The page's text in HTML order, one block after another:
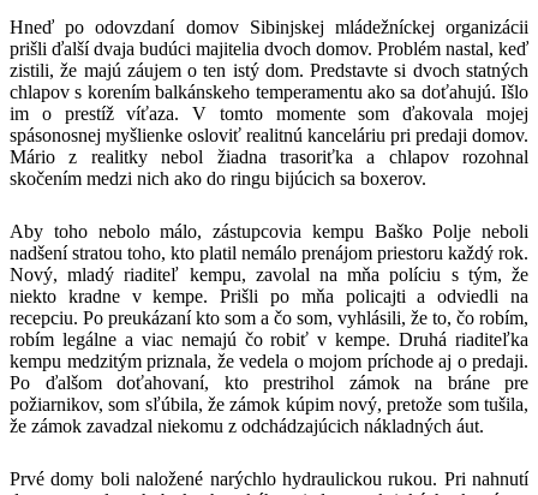
Hneď po odovzdaní domov Sibinjskej mládežníckej organizácii
prišli ďalší dvaja budúci majitelia dvoch domov. Problém nastal, keď
zistili, že majú záujem o ten istý dom. Predstavte si dvoch statných
chlapov s korením balkánskeho temperamentu ako sa doťahujú. Išlo
im o prestíž víťaza. V tomto momente som ďakovala mojej
spásonosnej myšlienke osloviť realitnú kanceláriu pri predaji domov.
Mário z realitky nebol žiadna trasoriťka a chlapov rozohnal
skočením medzi nich ako do ringu bijúcich sa boxerov.
Aby toho nebolo málo, zástupcovia kempu Baško Polje neboli
nadšení stratou toho, kto platil nemálo prenájom priestoru každý rok.
Nový, mladý riaditeľ kempu, zavolal na mňa políciu s tým, že
niekto kradne v kempe. Prišli po mňa policajti a odviedli na
recepciu. Po preukázaní kto som a čo som, vyhlásili, že to, čo robím,
robím legálne a viac nemajú čo robiť v kempe. Druhá riaditeľka
kempu medzitým priznala, že vedela o mojom príchode aj o predaji.
Po ďalšom doťahovaní, kto prestrihol zámok na bráne pre
požiarnikov, som sľúbila, že zámok kúpim nový, pretože som tušila,
že zámok zavadzal niekomu z odchádzajúcich nákladných áut.
Prvé domy boli naložené narýchlo hydraulickou rukou. Pri nahnutí